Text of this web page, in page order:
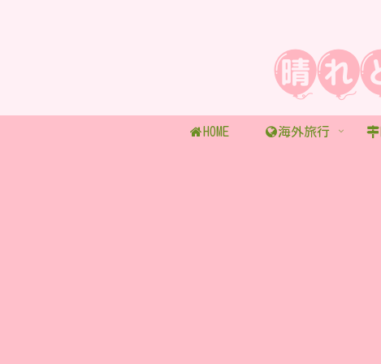
HOME 海外旅行